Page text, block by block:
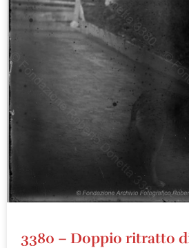
3380 – Doppio ritratto